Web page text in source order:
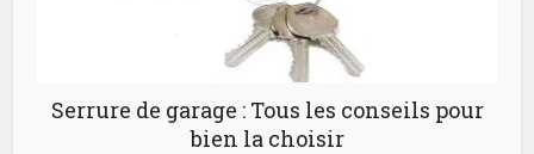
Serrure de garage : Tous les conseils pour
bien la choisir